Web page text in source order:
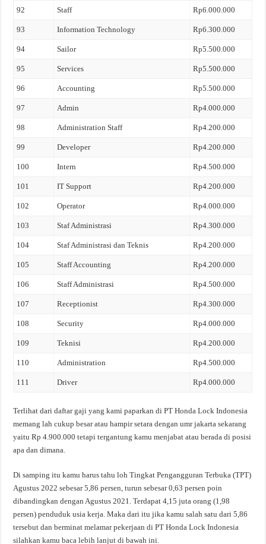
92 Staff Rp6.000.000
93 Information Technology Rp6.300.000
94 Sailor Rp5.500.000
95 Services Rp5.500.000
96 Accounting Rp5.500.000
97 Admin Rp4.000.000
98 Administration Staff Rp4.200.000
99 Developer Rp4.200.000
100 Intern Rp4.500.000
101 IT Support Rp4.200.000
102 Operator Rp4.000.000
103 Staf Administrasi Rp4.300.000
104 Staf Administrasi dan Teknis Rp4.200.000
105 Staff Accounting Rp4.200.000
106 Staff Administrasi Rp4.500.000
107 Receptionist Rp4.300.000
108 Security Rp4.000.000
109 Teknisi Rp4.200.000
110 Administration Rp4.500.000
111 Driver Rp4.000.000
Terlihat dari daftar gaji yang kami paparkan di PT Honda Lock Indonesia
memang lah cukup besar atau hampir setara dengan umr jakarta sekarang
yaitu Rp 4.900.000 tetapi tergantung kamu menjabat atau berada di posisi
apa dan dimana.
Di samping itu kamu harus tahu loh Tingkat Pengangguran Terbuka (TPT)
Agustus 2022 sebesar 5,86 persen, turun sebesar 0,63 persen poin
dibandingkan dengan Agustus 2021. Terdapat 4,15 juta orang (1,98
persen) penduduk usia kerja. Maka dari itu jika kamu salah satu dari 5,86
tersebut dan berminat melamar pekerjaan di PT Honda Lock Indonesia
silahkan kamu baca lebih lanjut di bawah ini.